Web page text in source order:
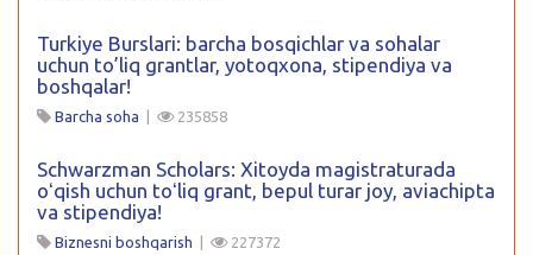
Turkiye Burslari: barcha bosqichlar va sohalar
uchun to’liq grantlar, yotoqxona, stipendiya va
boshqalar!
Barcha soha | 235858
Schwarzman Scholars: Xitoyda magistraturada
oʻqish uchun toʻliq grant, bepul turar joy, aviachipta
va stipendiya!
Biznesni boshqarish | 227372